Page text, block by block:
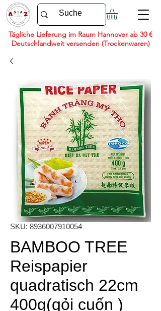
Tägliche Lieferung im Raum Hannover ab 30 €
Deutschlandweit versenden (Trockenwaren)
SKU: 8936007910054
BAMBOO TREE
Reispapier
quadratisch 22cm
400g(gỏi cuốn )